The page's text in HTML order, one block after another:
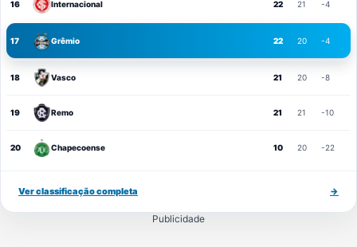
16 Internacional 22 21 -4
17 Grêmio 22 20 -4
18 Vasco 21 20 -8
19 Remo 21 21 -10
20 Chapecoense 10 20 -22
Ver classificação completa →
Publicidade